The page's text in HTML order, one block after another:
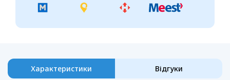
Характеристики Відгуки